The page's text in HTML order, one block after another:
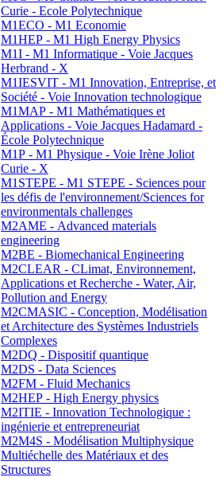
Curie - Ecole Polytechnique
M1ECO - M1 Economie
M1HEP - M1 High Energy Physics
M1I - M1 Informatique - Voie Jacques
Herbrand - X
M1IESVIT - M1 Innovation, Entreprise, et
Société - Voie Innovation technologique
M1MAP - M1 Mathématiques et
Applications - Voie Jacques Hadamard -
École Polytechnique
M1P - M1 Physique - Voie Irène Joliot
Curie - X
M1STEPE - M1 STEPE - Sciences pour
les défis de l'environnement/Sciences for
environmentals challenges
M2AME - Advanced materials
engineering
M2BE - Biomechanical Engineering
M2CLEAR - CLimat, Environnement,
Applications et Recherche - Water, Air,
Pollution and Energy
M2CMASIC - Conception, Modélisation
et Architecture des Systèmes Industriels
Complexes
M2DQ - Dispositif quantique
M2DS - Data Sciences
M2FM - Fluid Mechanics
M2HEP - High Energy physics
M2ITIE - Innovation Technologique :
ingénierie et entrepreneuriat
M2M4S - Modélisation Multiphysique
Multiéchelle des Matériaux et des
Structures